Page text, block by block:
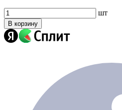
шт
В корзину